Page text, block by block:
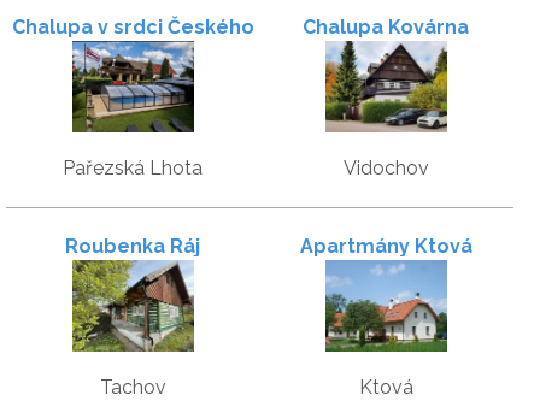
Chalupa v srdci Českého
ráje
Pařezská Lhota
Chalupa Kovárna
Vidochov
Roubenka Ráj
Tachov
Apartmány Ktová
Ktová